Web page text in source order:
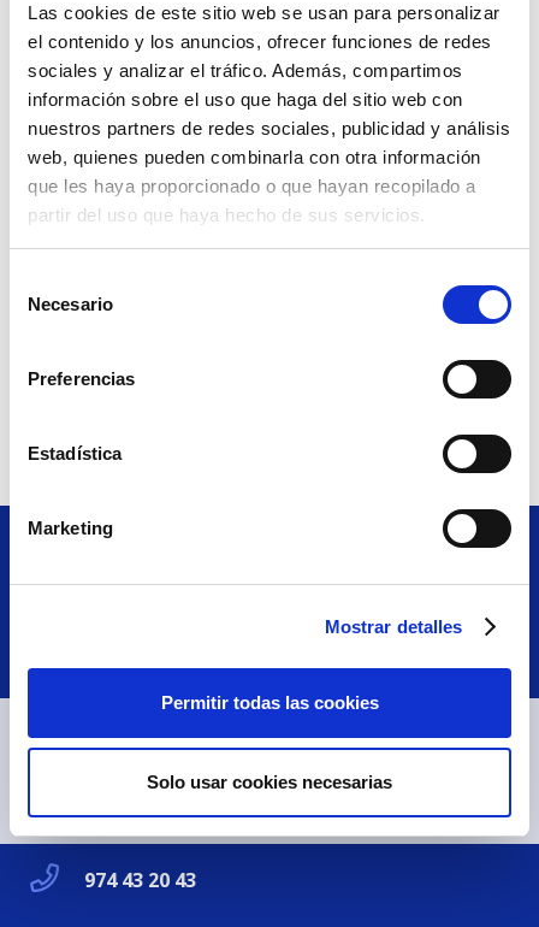
Las cookies de este sitio web se usan para personalizar
el contenido y los anuncios, ofrecer funciones de redes
sociales y analizar el tráfico. Además, compartimos
información sobre el uso que haga del sitio web con
nuestros partners de redes sociales, publicidad y análisis
web, quienes pueden combinarla con otra información
que les haya proporcionado o que hayan recopilado a
partir del uso que haya hecho de sus servicios.
Necesario
Preferencias
Estadística
Marketing
Mostrar detalles
Permitir todas las cookies
Solo usar cookies necesarias
Seguro perros Potencialmente Peligrosos – Zanuy
Cano
45,00€
LEER MÁS
974 43 20 43